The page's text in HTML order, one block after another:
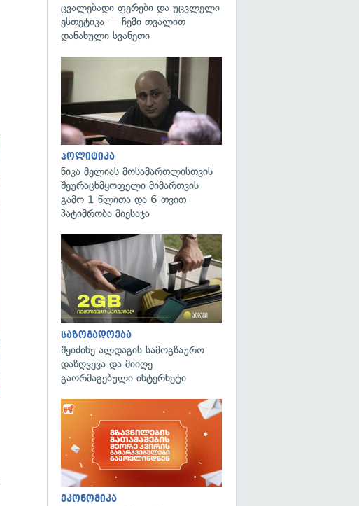
ცვალებადი ფერები და უცვლელი
ესთეტიკა — ჩემი თვალით
დანახული სვანეთი
პოლიტიკა
ნიკა მელიას მოსამართლისთვის
შეურაცხმყოფელი მიმართვის
გამო 1 წლითა და 6 თვით
პატიმრობა მიესაჯა
საზოგადოება
შეიძინე ალდაგის სამოგზაურო
დაზღვევა და მიიღე
გაორმაგებული ინტერნეტი
ეკონომიკა